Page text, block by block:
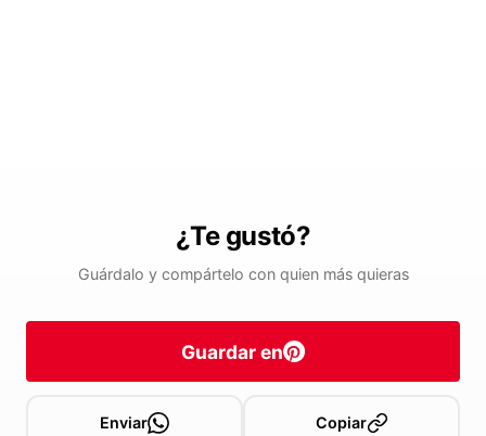
¿Te gustó?
Guárdalo y compártelo con quien más quieras
Guardar en
Enviar Copiar